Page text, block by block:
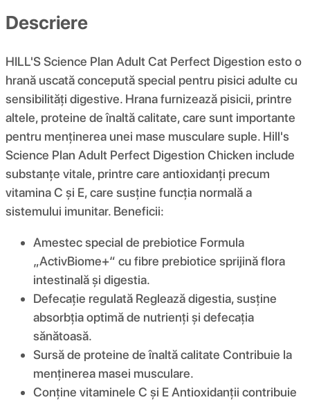
Descriere
HILL'S Science Plan Adult Cat Perfect Digestion esto o
hrană uscată concepută special pentru pisici adulte cu
sensibilități digestive. Hrana furnizează pisicii, printre
altele, proteine de înaltă calitate, care sunt importante
pentru menținerea unei mase musculare suple. Hill's
Science Plan Adult Perfect Digestion Chicken include
substanțe vitale, printre care antioxidanți precum
vitamina C și E, care susține funcția normală a
sistemului imunitar. Beneficii:
Amestec special de prebiotice Formula
„ActivBiome+“ cu fibre prebiotice sprijină flora
intestinală și digestia.
Defecație regulată Reglează digestia, susține
absorbția optimă de nutrienți și defecația
sănătoasă.
Sursă de proteine de înaltă calitate Contribuie la
menținerea masei musculare.
Conține vitaminele C și E Antioxidanții contribuie